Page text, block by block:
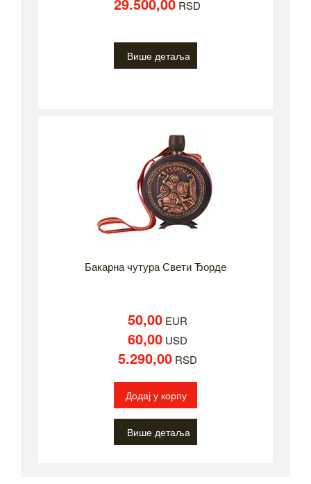
29.500,00 RSD
Више детаља
Бакарна чутура Свети Ђорде
50,00EUR
60,00USD
5.290,00RSD
Додај у корпу
Више детаља